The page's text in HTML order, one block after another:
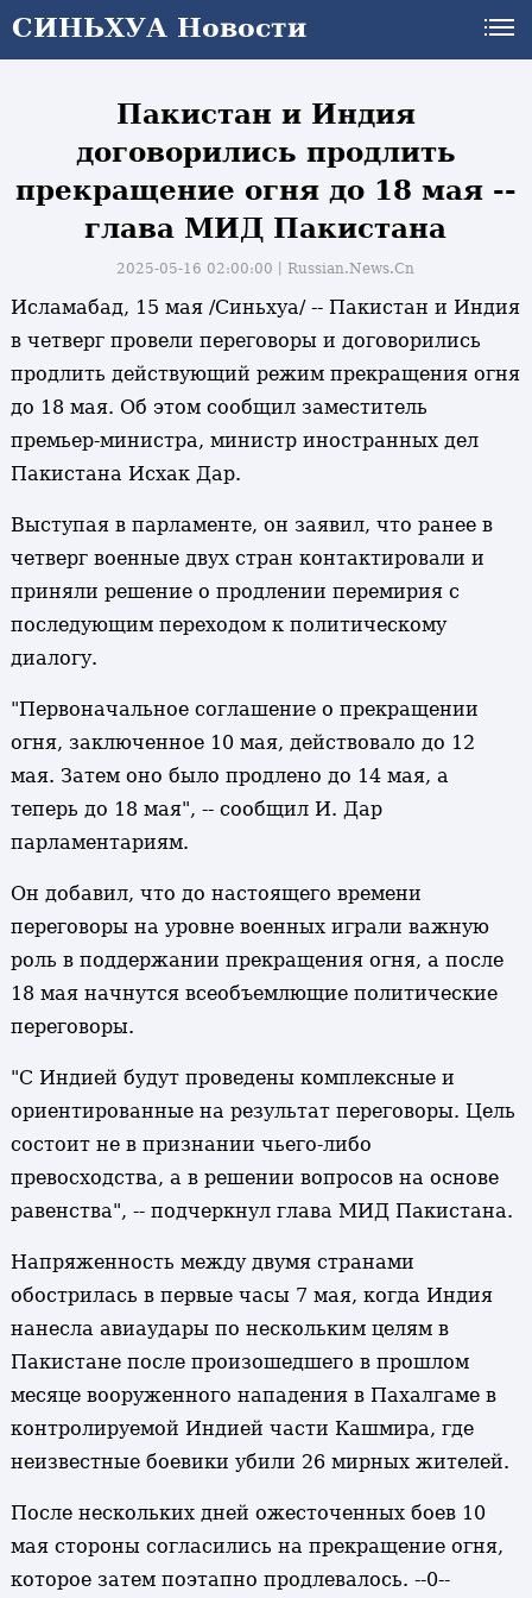
СИНЬХУА Новости
СИНЬХУА Новости
Пакистан и Индия
договорились продлить
прекращение огня до 18 мая --
глава МИД Пакистана
2025-05-16 02:00:00丨Russian.News.Cn
Исламабад, 15 мая /Синьхуа/ -- Пакистан и Индия
в четверг провели переговоры и договорились
продлить действующий режим прекращения огня
до 18 мая. Об этом сообщил заместитель
премьер-министра, министр иностранных дел
Пакистана Исхак Дар.
Выступая в парламенте, он заявил, что ранее в
четверг военные двух стран контактировали и
приняли решение о продлении перемирия с
последующим переходом к политическому
диалогу.
"Первоначальное соглашение о прекращении
огня, заключенное 10 мая, действовало до 12
мая. Затем оно было продлено до 14 мая, а
теперь до 18 мая", -- сообщил И. Дар
парламентариям.
Он добавил, что до настоящего времени
переговоры на уровне военных играли важную
роль в поддержании прекращения огня, а после
18 мая начнутся всеобъемлющие политические
переговоры.
"С Индией будут проведены комплексные и
ориентированные на результат переговоры. Цель
состоит не в признании чьего-либо
превосходства, а в решении вопросов на основе
равенства", -- подчеркнул глава МИД Пакистана.
Напряженность между двумя странами
обострилась в первые часы 7 мая, когда Индия
нанесла авиаудары по нескольким целям в
Пакистане после произошедшего в прошлом
месяце вооруженного нападения в Пахалгаме в
контролируемой Индией части Кашмира, где
неизвестные боевики убили 26 мирных жителей.
После нескольких дней ожесточенных боев 10
мая стороны согласились на прекращение огня,
которое затем поэтапно продлевалось. --0--